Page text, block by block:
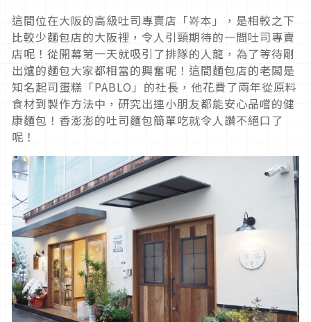
這間位在大阪的高級吐司專賣店「嵜本」，是相較之下
比較少麵包店的大阪裡，令人引頸期待的一間吐司專賣
店呢！從開幕第一天就吸引了排隊的人龍，為了等待剛
出爐的麵包大家都相當的興奮呢！這間麵包店的老闆是
知名起司蛋糕「PABLO」的社長，他花費了兩年從原料
食材到製作方法中，研究出連小朋友都能安心品嚐的健
康麵包！香澎澎的吐司麵包簡單吃就令人讚不絕口了
呢！